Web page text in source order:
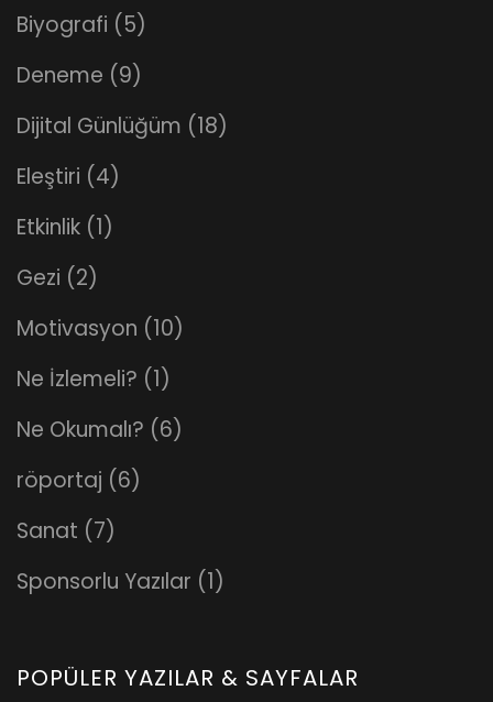
Biyografi (5)
Deneme (9)
Dijital Günlüğüm (18)
Eleştiri (4)
Etkinlik (1)
Gezi (2)
Motivasyon (10)
Ne İzlemeli? (1)
Ne Okumalı? (6)
röportaj (6)
Sanat (7)
Sponsorlu Yazılar (1)
POPÜLER YAZILAR & SAYFALAR